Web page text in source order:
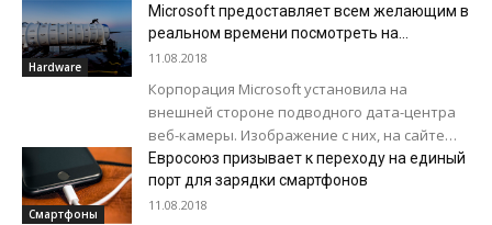
сканер фотографий, предназначенный для
персонального использования. При
разрешении в 300...
Hardware
Microsoft предоставляет всем желающим в
реальном времени посмотреть на
подводный дата-центр
11.08.2018
Корпорация Microsoft установила на
внешней стороне подводного дата-центра
веб-камеры. Изображение с них, на сайте
Project Natick, любой желающий может
просматривать в режиме реального
времени....
Смартфоны
Евросоюз призывает к переходу на единый
порт для зарядки смартфонов
11.08.2018